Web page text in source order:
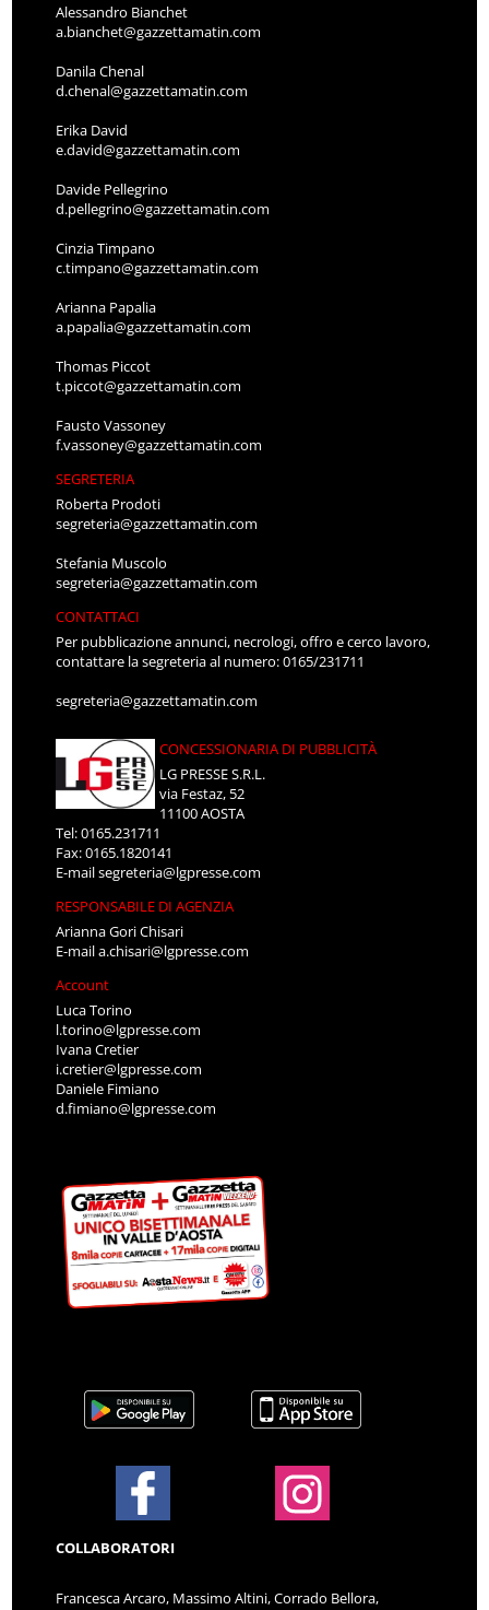
Alessandro Bianchet
a.bianchet@gazzettamatin.com
Danila Chenal
d.chenal@gazzettamatin.com
Erika David
e.david@gazzettamatin.com
Davide Pellegrino
d.pellegrino@gazzettamatin.com
Cinzia Timpano
c.timpano@gazzettamatin.com
Arianna Papalia
a.papalia@gazzettamatin.com
Thomas Piccot
t.piccot@gazzettamatin.com
Fausto Vassoney
f.vassoney@gazzettamatin.com
SEGRETERIA
Roberta Prodoti
segreteria@gazzettamatin.com
Stefania Muscolo
segreteria@gazzettamatin.com
CONTATTACI
Per pubblicazione annunci, necrologi, offro e cerco lavoro,
contattare la segreteria al numero: 0165/231711
segreteria@gazzettamatin.com
CONCESSIONARIA DI PUBBLICITÀ
LG PRESSE S.R.L.
via Festaz, 52
11100 AOSTA
Tel: 0165.231711
Fax: 0165.1820141
E-mailsegreteria@lgpresse.com
RESPONSABILE DI AGENZIA
Arianna Gori Chisari
E-maila.chisari@lgpresse.com
Account
Luca Torino
l.torino@lgpresse.com
Ivana Cretier
i.cretier@lgpresse.com
Daniele Fimiano
d.fimiano@lgpresse.com
COLLABORATORI
Francesca Arcaro, Massimo Altini, Corrado Bellora,